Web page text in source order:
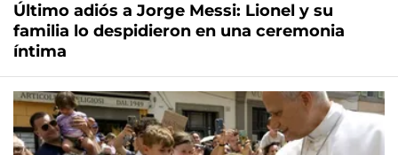
Último adiós a Jorge Messi: Lionel y su
familia lo despidieron en una ceremonia
íntima